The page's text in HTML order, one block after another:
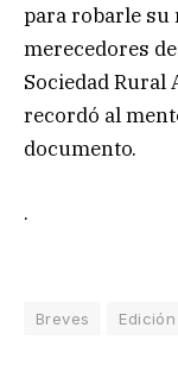
para robarle su
merecedores
Sociedad Rural
recordó al
documento.
.
Breves